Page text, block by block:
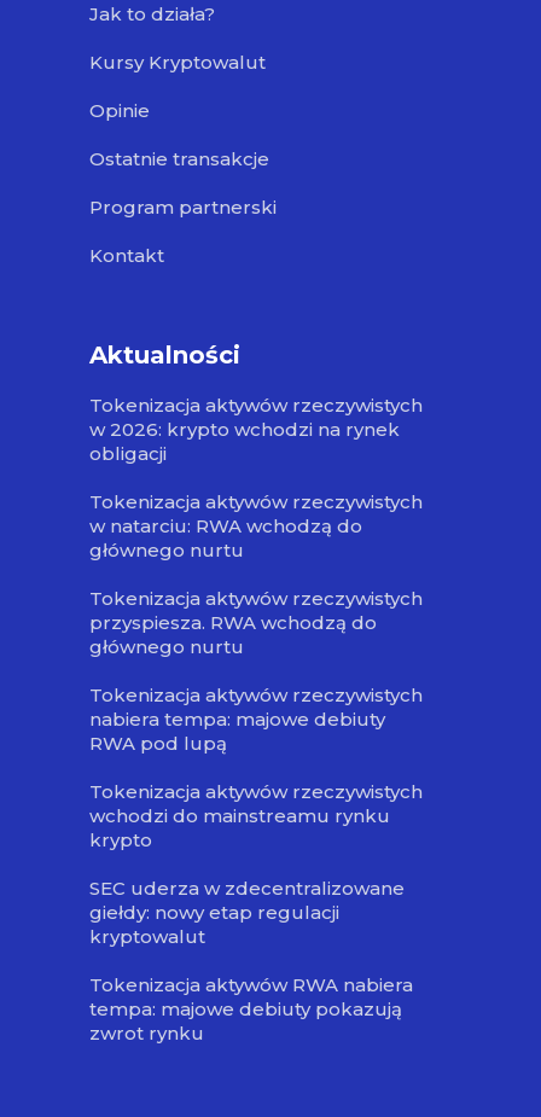
Jak to działa?
Kursy Kryptowalut
Opinie
Ostatnie transakcje
Program partnerski
Kontakt
Aktualności
Tokenizacja aktywów rzeczywistych
w 2026: krypto wchodzi na rynek
obligacji
Tokenizacja aktywów rzeczywistych
w natarciu: RWA wchodzą do
głównego nurtu
Tokenizacja aktywów rzeczywistych
przyspiesza. RWA wchodzą do
głównego nurtu
Tokenizacja aktywów rzeczywistych
nabiera tempa: majowe debiuty
RWA pod lupą
Tokenizacja aktywów rzeczywistych
wchodzi do mainstreamu rynku
krypto
SEC uderza w zdecentralizowane
giełdy: nowy etap regulacji
kryptowalut
Tokenizacja aktywów RWA nabiera
tempa: majowe debiuty pokazują
zwrot rynku